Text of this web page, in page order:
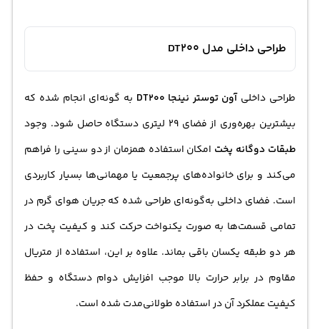
طراحی داخلی مدل DT200
طراحی داخلیآون توستر نینجا DT200
به گونه‌ای انجام شده که
بیشترین بهره‌وری از فضای 29 لیتری دستگاه حاصل شود. وجود
طبقات دوگانه پخت امکان استفاده همزمان از دو سینی را فراهم
می‌کند و برای خانواده‌های پرجمعیت یا مهمانی‌ها بسیار کاربردی
است. فضای داخلی به‌گونه‌ای طراحی شده که جریان هوای گرم در
تمامی قسمت‌ها به صورت یکنواخت حرکت کند و کیفیت پخت در
هر دو طبقه یکسان باقی بماند. علاوه بر این، استفاده از متریال
مقاوم در برابر حرارت بالا موجب افزایش دوام دستگاه و حفظ
کیفیت عملکرد آن در استفاده طولانی‌مدت شده است.